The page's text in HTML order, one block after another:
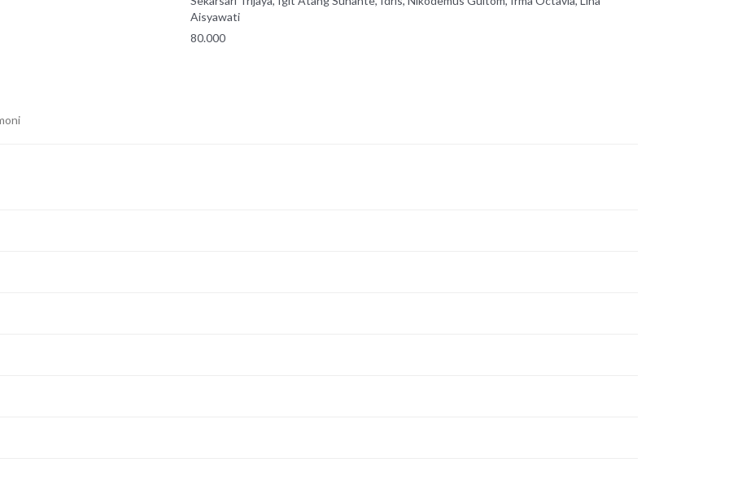
Aisyawati
80.000